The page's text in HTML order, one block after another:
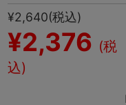
¥2,640(税込)
¥2,376 (税
込)